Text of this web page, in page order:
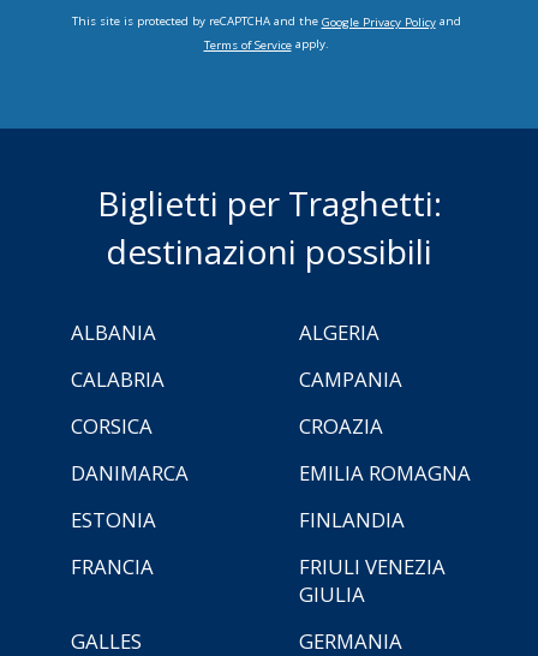
This site is protected by reCAPTCHA and the Google Privacy Policyand
Terms of Serviceapply.
Biglietti per Traghetti:
destinazioni possibili
ALBANIA
ALGERIA
CALABRIA
CAMPANIA
CORSICA
CROAZIA
DANIMARCA
EMILIA ROMAGNA
ESTONIA
FINLANDIA
FRANCIA
FRIULI VENEZIA
GIULIA
GALLES
GERMANIA